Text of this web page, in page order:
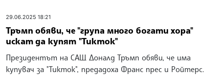
29.06.2025 18:21
Тръмп обяви, че "група много богати хора"
искат да купят "Тикток"
Президентът на САЩ Доналд Тръмп обяви, че има
купувач за "Тикток", предадоха Франс прес и Ройтерс.